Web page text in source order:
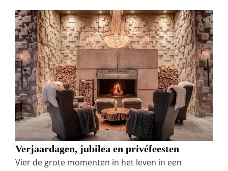
Verjaardagen, jubilea en privéfeesten
Vier de grote momenten in het leven in een